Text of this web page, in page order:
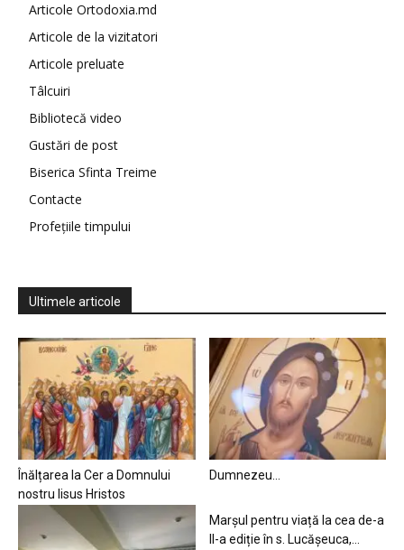
Articole Ortodoxia.md
Articole de la vizitatori
Articole preluate
Tâlcuiri
Bibliotecă video
Gustări de post
Biserica Sfinta Treime
Contacte
Profețiile timpului
Ultimele articole
Înălțarea la Cer a Domnului
nostru Iisus Hristos
Dumnezeu…
Marșul pentru viață la cea de-a
II-a ediție în s. Lucășeuca,...